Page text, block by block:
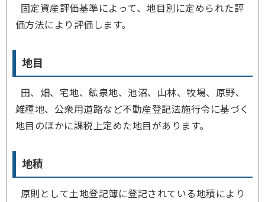
固定資産評価基準によって、地目別に定められた評
価方法により評価します。
地目
田、畑、宅地、鉱泉地、池沼、山林、牧場、原野、
雑種地、公衆用道路など不動産登記法施行令に基づく
地目のほかに課税上定めた地目があります。
地積
原則として土地登記簿に登記されている地積により